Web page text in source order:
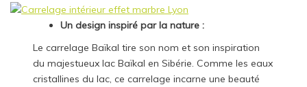
Un design inspiré par la nature :
Le carrelage Baïkal tire son nom et son inspiration
du majestueux lac Baïkal en Sibérie. Comme les eaux
cristallines du lac, ce carrelage incarne une beauté